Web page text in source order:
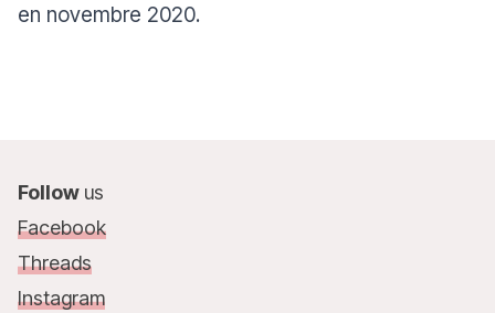
en novembre 2020.
Follow us
Facebook
Threads
Instagram